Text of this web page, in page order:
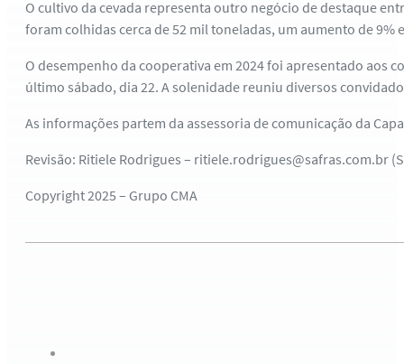
O cultivo da cevada representa outro negócio de destaque
foram colhidas cerca de 52 mil toneladas, um aumento de
O desempenho da cooperativa em 2024 foi apresentado aos
último sábado, dia 22. A solenidade reuniu diversos
As informações partem da assessoria de comunicação da
Revisão: Ritiele Rodrigues – ritiele.rodrigues@safras.com.br
Copyright 2025 – Grupo CMA